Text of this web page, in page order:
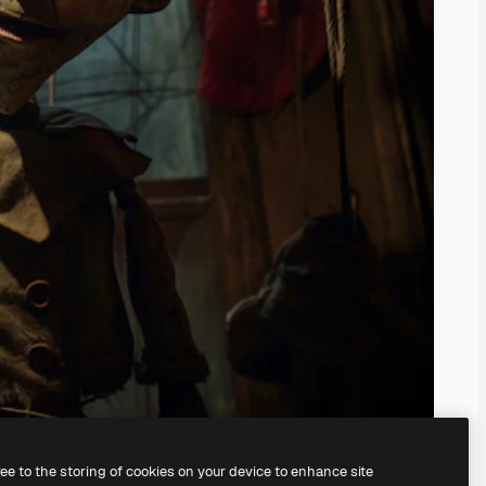
Trình tạo hình ảnh AIcủa chúng tôi.
to the storing of cookies on your device to enhance site